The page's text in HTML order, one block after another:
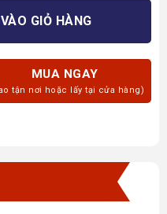
nhiệt) số lượng
GIỎ HÀNG
MUA NGAY
tận nơi hoặc lấy tại cửa hàng)